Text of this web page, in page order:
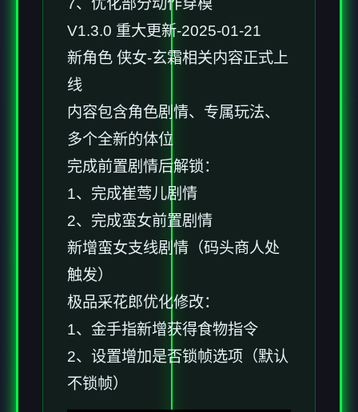
7、优化部分动作穿模
V1.3.0 重大更新-2025-01-21
新角色 侠女-玄霜相关内容正式上
线
内容包含角色剧情、专属玩法、
多个全新的体位
完成前置剧情后解锁：
1、完成崔莺儿剧情
2、完成蛮女前置剧情
新增蛮女支线剧情（码头商人处
触发）
极品采花郎优化修改：
1、金手指新增获得食物指令
2、设置增加是否锁帧选项（默认
不锁帧）